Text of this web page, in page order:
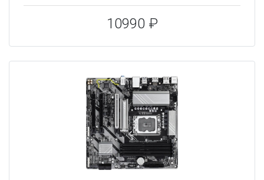
10990 ₽